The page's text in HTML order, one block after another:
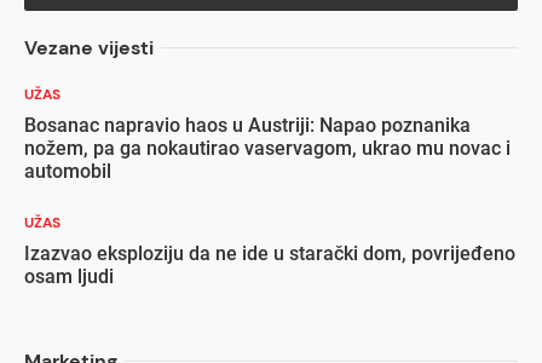
Vezane vijesti
UŽAS
Bosanac napravio haos u Austriji: Napao poznanika
nožem, pa ga nokautirao vaservagom, ukrao mu novac i
automobil
UŽAS
Izazvao eksploziju da ne ide u starački dom, povrijeđeno
osam ljudi